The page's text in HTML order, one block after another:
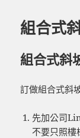
組合式
組合式斜
訂做組合式斜
先加公司
不要只照樓